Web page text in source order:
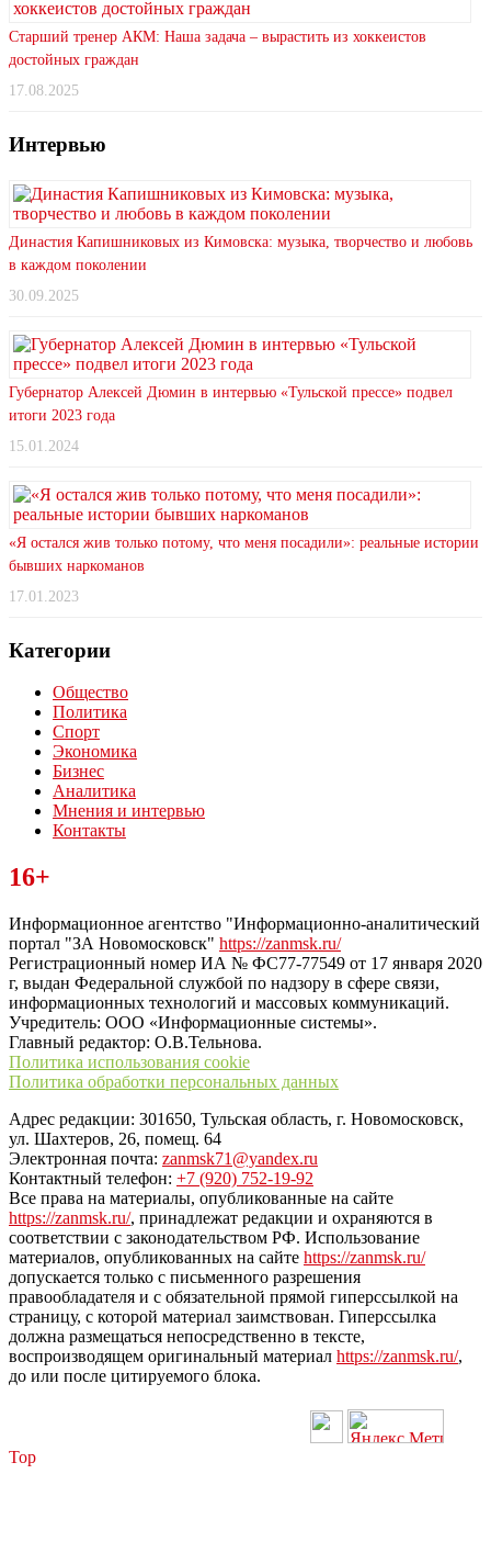
Старший тренер АКМ: Наша задача – вырастить из хоккеистов
достойных граждан
17.08.2025
Интервью
Династия Капишниковых из Кимовска: музыка, творчество и любовь
в каждом поколении
30.09.2025
Губернатор Алексей Дюмин в интервью «Тульской прессе» подвел
итоги 2023 года
15.01.2024
«Я остался жив только потому, что меня посадили»: реальные истории
бывших наркоманов
17.01.2023
Категории
Общество
Политика
Спорт
Экономика
Бизнес
Аналитика
Мнения и интервью
Контакты
Читайте последние новости дня в Тульской области на сайте
“ЗаНовомосковск”
16+
Информационное агентство "Информационно-аналитический
портал "ЗА Новомосковск" https://zanmsk.ru/
Регистрационный номер ИА № ФС77-77549 от 17 января 2020
г, выдан Федеральной службой по надзору в сфере связи,
информационных технологий и массовых коммуникаций.
Учредитель: ООО «Информационные системы».
Главный редактор: О.В.Тельнова.
Политика использования cookie
Политика обработки персональных данных
Адрес редакции: 301650, Тульская область, г. Новомосковск,
ул. Шахтеров, 26, помещ. 64
Электронная почта: zanmsk71@yandex.ru
Контактный телефон: +7 (920) 752-19-92
Все права на материалы, опубликованные на сайте
https://zanmsk.ru/, принадлежат редакции и охраняются в
соответствии с законодательством РФ. Использование
материалов, опубликованных на сайте https://zanmsk.ru/
допускается только с письменного разрешения
правообладателя и с обязательной прямой гиперссылкой на
страницу, с которой материал заимствован. Гиперссылка
должна размещаться непосредственно в тексте,
воспроизводящем оригинальный материал https://zanmsk.ru/,
до или после цитируемого блока.
Top